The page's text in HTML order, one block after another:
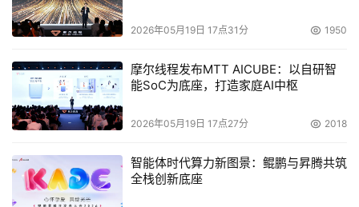
2026年05月19日 17点31分 1950
摩尔线程发布MTT AICUBE：以自研智
能SoC为底座，打造家庭AI中枢
2026年05月19日 17点27分 2018
智能体时代算力新图景：鲲鹏与昇腾共筑
全栈创新底座